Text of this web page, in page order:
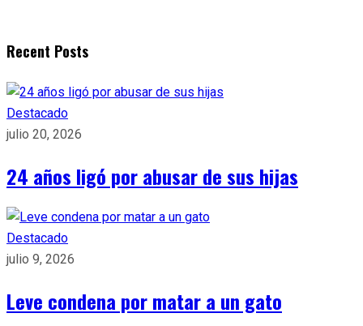
Recent Posts
Destacado
julio 20, 2026
24 años ligó por abusar de sus hijas
Destacado
julio 9, 2026
Leve condena por matar a un gato